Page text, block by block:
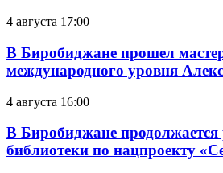
4 августа 17:00
В Биробиджане прошел
международного уровня
4 августа 16:00
В Биробиджане продолжается
библиотеки по нацпроекту